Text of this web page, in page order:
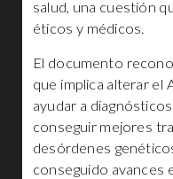
salud, una cuestión
éticos y médicos.
El documento
que implica alterar el
ayudar a
conseguir mejores
desórdenes
conseguido avances